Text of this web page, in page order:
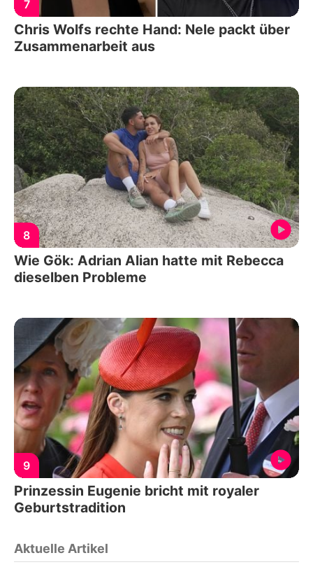
7
Chris Wolfs rechte Hand: Nele packt über
Zusammenarbeit aus
8
Wie Gök: Adrian Alian hatte mit Rebecca
dieselben Probleme
9
Prinzessin Eugenie bricht mit royaler
Geburtstradition
Aktuelle Artikel